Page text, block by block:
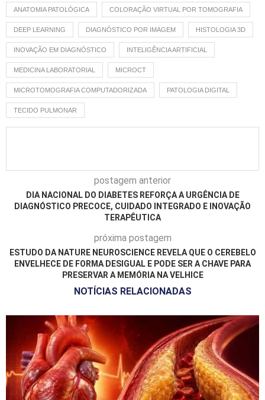
ANATOMIA PATOLÓGICA COLORAÇÃO VIRTUAL POR TOMOGRAFIA
DEEP LEARNING DIAGNÓSTICO POR IMAGEM HISTOLOGIA 3D
INOVAÇÃO EM DIAGNÓSTICO INTELIGÊNCIA ARTIFICIAL
MEDICINA LABORATORIAL MICROCT
MICROTOMOGRAFIA COMPUTADORIZADA PATOLOGIA DIGITAL
TECIDO PULMONAR
postagem anterior
DIA NACIONAL DO DIABETES REFORÇA A URGÊNCIA DE
DIAGNÓSTICO PRECOCE, CUIDADO INTEGRADO E INOVAÇÃO
TERAPÊUTICA
próxima postagem
ESTUDO DA NATURE NEUROSCIENCE REVELA QUE O CEREBELO
ENVELHECE DE FORMA DESIGUAL E PODE SER A CHAVE PARA
PRESERVAR A MEMÓRIA NA VELHICE
NOTÍCIAS RELACIONADAS